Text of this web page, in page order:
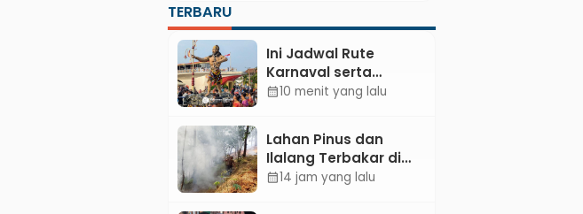
dan Perak di Kejurda
Tapak Suci Kebumen
2026
TERBARU
Ini Jadwal Rute
Karnaval serta
Kebumen Fest
calendar_month10 menit yang lalu
Lahan Pinus dan
Ilalang Terbakar di
Kebumen, Aparat
calendar_month14 jam yang lalu